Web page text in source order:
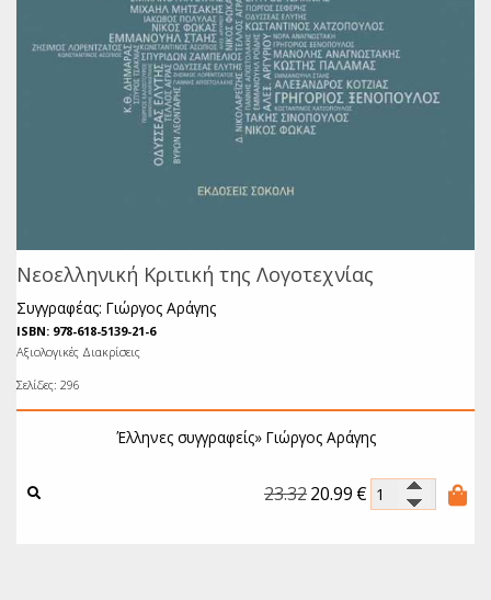
Νεοελληνική Κριτική της Λογοτεχνίας
Συγγραφέας: Γιώργος Αράγης
ISBN: 978-618-5139-21-6
Αξιολογικές Διακρίσεις
Σελίδες: 296
Έλληνες συγγραφείς»Γιώργος Αράγης
23.3220.99 €